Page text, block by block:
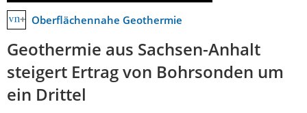
Oberflächennahe Geothermie
Geothermie aus Sachsen-Anhalt
steigert Ertrag von Bohrsonden um
ein Drittel